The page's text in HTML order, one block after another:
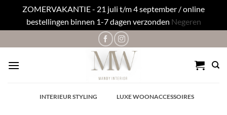
ZOMERVAKANTIE - 21 juli t/m 4 september / online
bestellingen binnen 1-7 dagen verzonden Negeren
naar
inhoud
INTERIEUR STYLING LUXE WOONACCESSOIRES